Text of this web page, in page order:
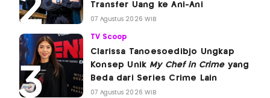
Transfer Uang ke Ani-Ani
07 Agustus 2026 WIB
TV Scoop
Clarissa Tanoesoedibjo Ungkap
Konsep Unik My Chef in Crimeyang
Beda dari Series Crime Lain
07 Agustus 2026 WIB